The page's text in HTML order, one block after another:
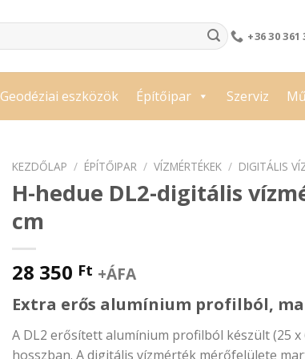
+36 30 361
Geodéziai eszközök Építőipar Szerviz
KEZDŐLAP / ÉPÍTŐIPAR / VÍZMÉRTÉKEK / DIGITÁLIS
H-hedue DL2-digitális
cm
28 350 Ft +ÁFA
Extra erős alumínium profilból,
A DL2 erősített alumínium profilból készült (25 x
hosszban. A digitális vízmérték mérőfelülete